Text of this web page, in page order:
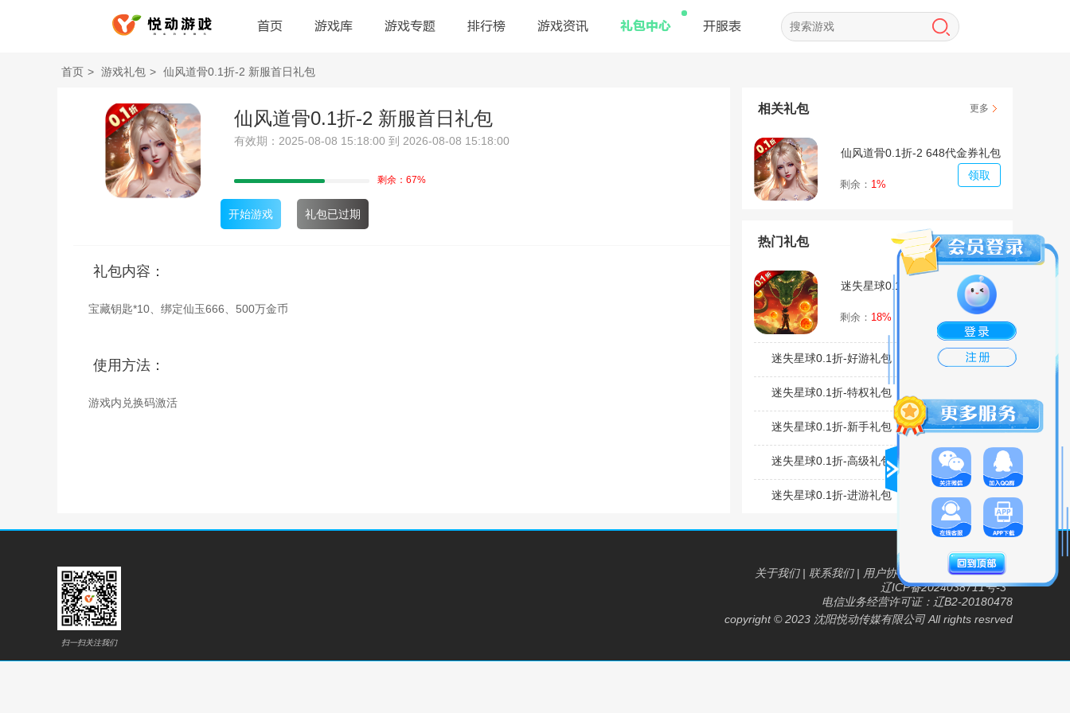
首页 游戏库 游戏专题 排行榜 游戏资讯 礼包中心 开服表
首页 > 游戏礼包 > 仙风道骨0.1折-2 新服首日礼包
仙风道骨0.1折-2 新服首日礼包
有效期：2025-08-08 15:18:00 到 2026-08-08 15:18:00
剩余：67%
开始游戏 礼包已过期
礼包内容：
宝藏钥匙*10、绑定仙玉666、500万金币
使用方法：
游戏内兑换码激活
更多
相关礼包
仙风道骨0.1折-2 648代金券礼包
剩余： 1%
领取
热门礼包
迷失星球0.1折-初级礼包
剩余： 18%
领取
迷失星球0.1折-好游礼包 剩余：18%
迷失星球0.1折-特权礼包
迷失星球0.1折-新手礼包 剩余：18%
迷失星球0.1折-高级礼包 剩余： 18%
迷失星球0.1折-进游礼包 剩余： 18%
扫一扫关注我们
关于我们| 联系我们| 用户协议 游戏合作|网站地图
辽ICP备2024038711号-3
电信业务经营许可证：辽B2-20180478
copyright © 2023 沈阳悦动传媒有限公司 All rights resrved